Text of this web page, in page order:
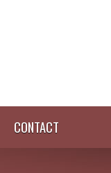
CONTACT